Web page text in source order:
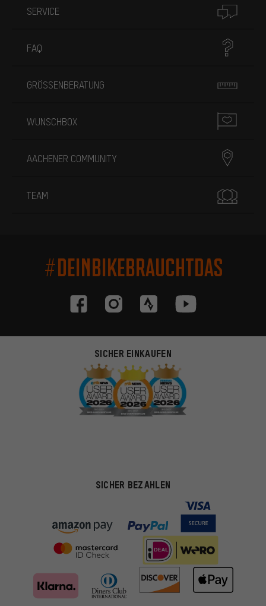
SERVICE
FAQ
GRÖSSENBERATUNG
WUNSCHBOX
AACHENER COMMUNITY
TEAM
#DEINBIKEBRAUCHTDAS
SICHER EINKAUFEN
SICHER BEZAHLEN